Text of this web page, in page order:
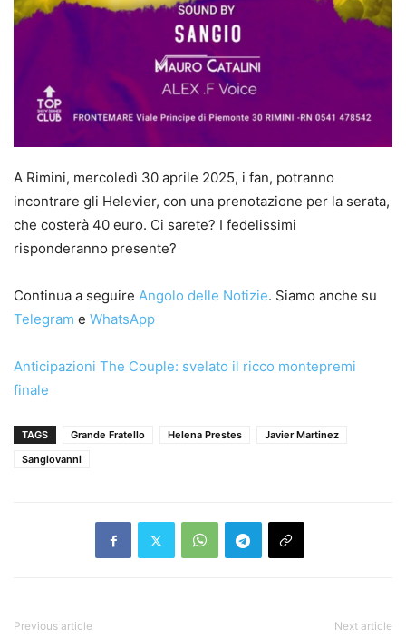
A Rimini, mercoledì 30 aprile 2025, i fan, potranno
incontrare gli Helevier, con una prenotazione per la serata,
che costerà 40 euro. Ci sarete? I fedelissimi
risponderanno presente?
Continua a seguire Angolo delle Notizie. Siamo anche su
Telegram e WhatsApp
Anticipazioni The Couple: svelato il ricco montepremi
finale
TAGS Grande Fratello Helena Prestes
Javier Martinez
Sangiovanni
Previous article Next article